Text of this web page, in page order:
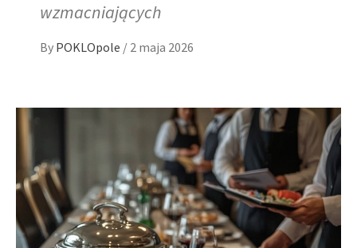
wzmacniających
By POKLOpole / 2 maja 2026